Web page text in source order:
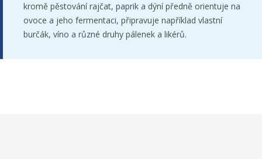
kromě pěstování rajčat, paprik a dýní předně orientuje na
ovoce a jeho fermentaci, připravuje například vlastní
burčák, víno a různé druhy pálenek a likérů.